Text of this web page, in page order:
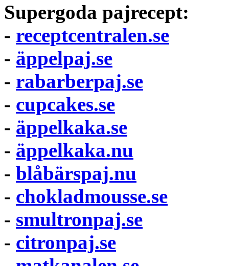
Supergoda pajrecept:
- receptcentralen.se
- äppelpaj.se
- rabarberpaj.se
- cupcakes.se
- äppelkaka.se
- äppelkaka.nu
- blåbärspaj.nu
- chokladmousse.se
- smultronpaj.se
- citronpaj.se